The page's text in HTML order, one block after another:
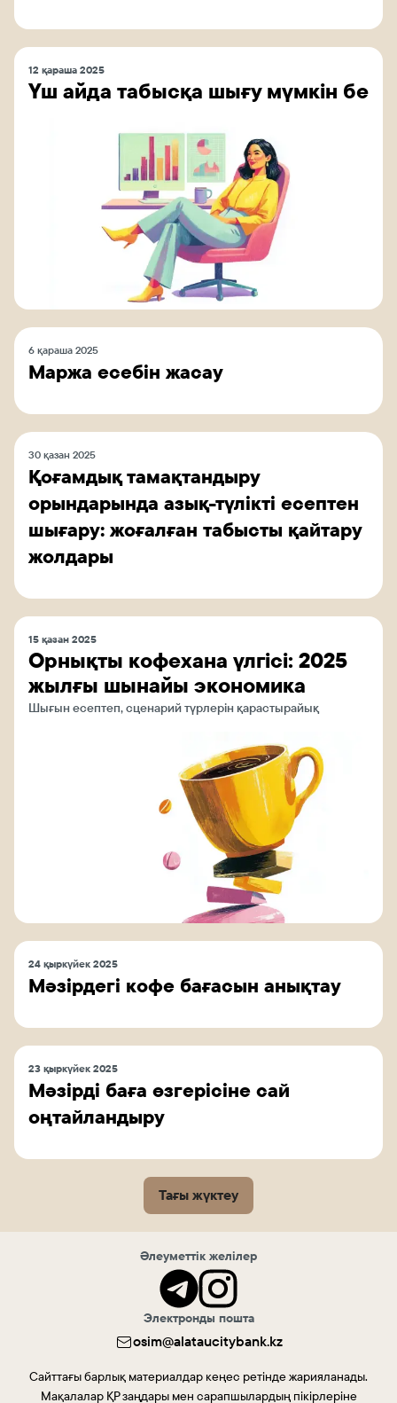
12 қараша 2025
Үш айда табысқа шығу мүмкін бе
6 қараша 2025
Маржа есебін жасау
30 қазан 2025
Қоғамдық тамақтандыру
орындарында азық-түлікті есептен
шығару: жоғалған табысты қайтару
жолдары
15 қазан 2025
Орнықты кофехана үлгісі: 2025
жылғы шынайы экономика
Шығын есептеп, сценарий түрлерін қарастырайық
24 қыркүйек 2025
Мәзірдегі кофе бағасын анықтау
23 қыркүйек 2025
Мәзірді баға өзгерісіне сай
оңтайландыру
Тағы жүктеу
Әлеуметтік желілер
Электронды пошта
osim@alataucitybank.kz
Сайттағы барлық материалдар кеңес ретінде жарияланады.
Мақалалар ҚР заңдары мен сарапшылардың пікірлеріне